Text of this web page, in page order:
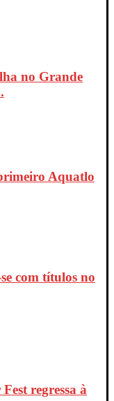
no Grande
Aquatlo
com títulos no
regressa à